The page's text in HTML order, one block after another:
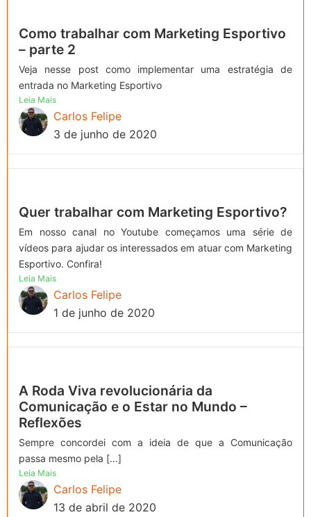
Como trabalhar com Marketing Esportivo
– parte 2
Veja nesse post como implementar uma estratégia de
entrada no Marketing Esportivo
Leia Mais
Carlos Felipe
3 de junho de 2020
Quer trabalhar com Marketing Esportivo?
Em nosso canal no Youtube começamos uma série de
vídeos para ajudar os interessados em atuar com Marketing
Esportivo. Confira!
Leia Mais
Carlos Felipe
1 de junho de 2020
A Roda Viva revolucionária da
Comunicação e o Estar no Mundo –
Reflexões
Sempre concordei com a ideia de que a Comunicação
passa mesmo pela […]
Leia Mais
Carlos Felipe
13 de abril de 2020